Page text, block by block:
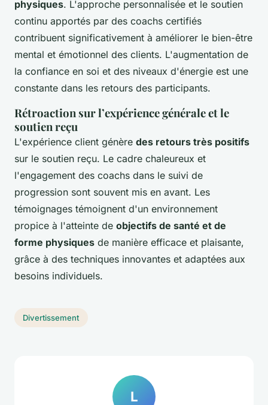
physiques. L'approche personnalisée et le soutien
continu apportés par des coachs certifiés
contribuent significativement à améliorer le bien-être
mental et émotionnel des clients. L'augmentation de
la confiance en soi et des niveaux d'énergie est une
constante dans les retours des participants.
Rétroaction sur l’expérience générale et le
soutien reçu
L'expérience client génère des retours très positifs
sur le soutien reçu. Le cadre chaleureux et
l'engagement des coachs dans le suivi de
progression sont souvent mis en avant. Les
témoignages témoignent d'un environnement
propice à l'atteinte de objectifs de santé et de
forme physiques de manière efficace et plaisante,
grâce à des techniques innovantes et adaptées aux
besoins individuels.
Divertissement
L